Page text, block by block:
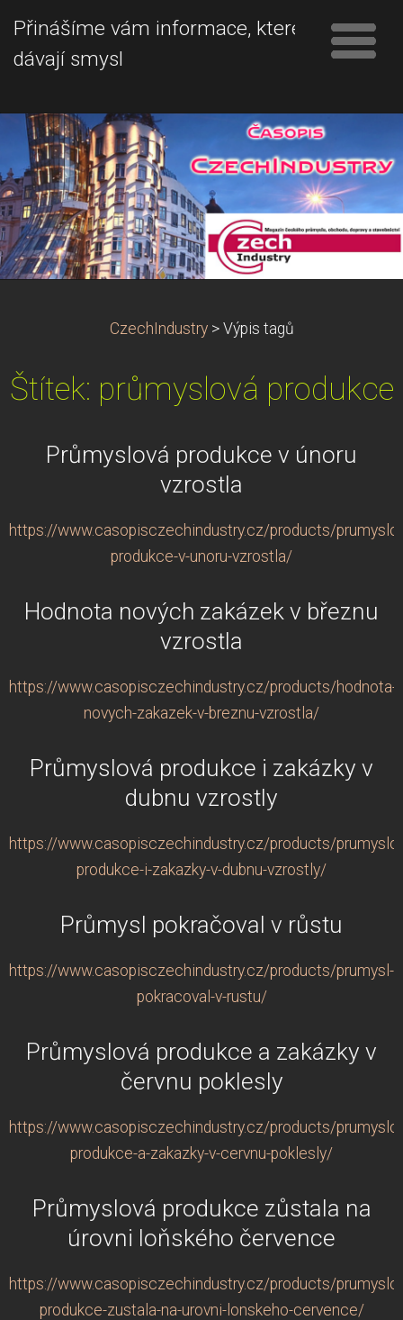
Přinášíme vám informace, které
dávají smysl
CzechIndustry > Výpis tagů
Štítek: průmyslová produkce
Průmyslová produkce v únoru
vzrostla
https://www.casopisczechindustry.cz/products/
produkce-v-unoru-vzrostla/
Hodnota nových zakázek v březnu
vzrostla
https://www.casopisczechindustry.cz/products/hodnota-
novych-zakazek-v-breznu-vzrostla/
Průmyslová produkce i zakázky v
dubnu vzrostly
https://www.casopisczechindustry.cz/products/
produkce-i-zakazky-v-dubnu-vzrostly/
Průmysl pokračoval v růstu
https://www.casopisczechindustry.cz/products/prumysl-
pokracoval-v-rustu/
Průmyslová produkce a zakázky v
červnu poklesly
https://www.casopisczechindustry.cz/products/
produkce-a-zakazky-v-cervnu-poklesly/
Průmyslová produkce zůstala na
úrovni loňského července
https://www.casopisczechindustry.cz/products/
produkce-zustala-na-urovni-lonskeho-cervence/